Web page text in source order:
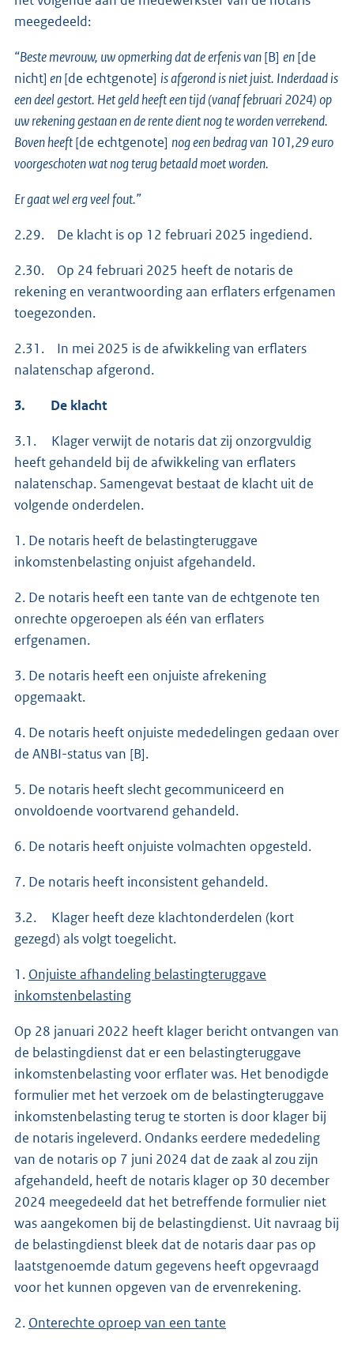
meegedeeld:
“Beste mevrouw, uw opmerking dat de erfenis van[B] en[de
nicht] en[de echtgenote] is afgerond is niet juist. Inderdaad is
een deel gestort. Het geld heeft een tijd (vanaf februari 2024) op
uw rekening gestaan en de rente dient nog te worden verrekend.
Boven heeft[de echtgenote] nog een bedrag van 101,29 euro
voorgeschoten wat nog terug betaald moet worden.
Er gaat wel erg veel fout.”
2.29. De klacht is op 12 februari 2025 ingediend.
2.30. Op 24 februari 2025 heeft de notaris de
rekening en verantwoording aan erflaters erfgenamen
toegezonden.
2.31. In mei 2025 is de afwikkeling van erflaters
nalatenschap afgerond.
3. De klacht
3.1. Klager verwijt de notaris dat zij onzorgvuldig
heeft gehandeld bij de afwikkeling van erflaters
nalatenschap. Samengevat bestaat de klacht uit de
volgende onderdelen.
1. De notaris heeft de belastingteruggave
inkomstenbelasting onjuist afgehandeld.
2. De notaris heeft een tante van de echtgenote ten
onrechte opgeroepen als één van erflaters
erfgenamen.
3. De notaris heeft een onjuiste afrekening
opgemaakt.
4. De notaris heeft onjuiste mededelingen gedaan over
de ANBI-status van [B].
5. De notaris heeft slecht gecommuniceerd en
onvoldoende voortvarend gehandeld.
6. De notaris heeft onjuiste volmachten opgesteld.
7. De notaris heeft inconsistent gehandeld.
3.2. Klager heeft deze klachtonderdelen (kort
gezegd) als volgt toegelicht.
1. Onjuiste afhandeling belastingteruggave
inkomstenbelasting
Op 28 januari 2022 heeft klager bericht ontvangen van
de belastingdienst dat er een belastingteruggave
inkomstenbelasting voor erflater was. Het benodigde
formulier met het verzoek om de belastingteruggave
inkomstenbelasting terug te storten is door klager bij
de notaris ingeleverd. Ondanks eerdere mededeling
van de notaris op 7 juni 2024 dat de zaak al zou zijn
afgehandeld, heeft de notaris klager op 30 december
2024 meegedeeld dat het betreffende formulier niet
was aangekomen bij de belastingdienst. Uit navraag bij
de belastingdienst bleek dat de notaris daar pas op
laatstgenoemde datum gegevens heeft opgevraagd
voor het kunnen opgeven van de ervenrekening.
2. Onterechte oproep van een tante